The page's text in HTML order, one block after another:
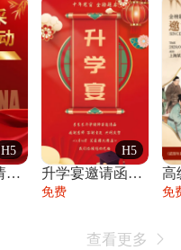
H5
党员团建邀请函党建活动风采党会工作汇报总
H5
升学宴邀请函喜报金榜题名高端谢师宴邀请函
免费 免
查看更多 